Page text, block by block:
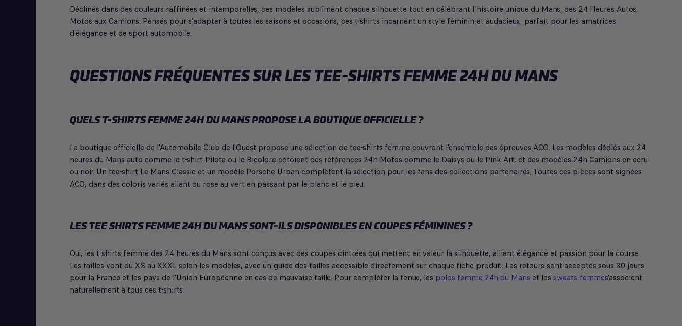
Déclinés dans des couleurs raffinées et intemporelles, ces modèles subliment chaque silhouette tout en célébrant l’histoire unique du Mans, des 24 Heures Autos,
Motos aux Camions. Pensés pour s’adapter à toutes les saisons et occasions, ces t-shirts incarnent un style féminin et audacieux, parfait pour les amatrices
d’élégance et de sport automobile.
QUESTIONS FRÉQUENTES SUR LES TEE-SHIRTS FEMME 24H DU MANS
QUELS T-SHIRTS FEMME 24H DU MANS PROPOSE LA BOUTIQUE OFFICIELLE ?
La boutique officielle de l'Automobile Club de l'Ouest propose une sélection de tee-shirts femme couvrant l'ensemble des épreuves ACO. Les modèles dédiés aux 24
heures du Mans auto comme le t-shirt Pilote ou le Bicolore côtoient des références 24h Motos comme le Daisys ou le Pink Art, et des modèles 24h Camions en ecru
ou noir. Un tee-shirt Le Mans Classic et un modèle Porsche Urban complètent la sélection pour les fans des collections partenaires. Toutes ces pièces sont signées
ACO, dans des coloris variés allant du rose au vert en passant par le blanc et le bleu.
LES TEE SHIRTS FEMME 24H DU MANS SONT-ILS DISPONIBLES EN COUPES FÉMININES ?
Oui, les t-shirts femme des 24 heures du Mans sont conçus avec des coupes cintrées qui mettent en valeur la silhouette, alliant élégance et passion pour la course.
Les tailles vont du XS au XXXL selon les modèles, avec un guide des tailles accessible directement sur chaque fiche produit. Les retours sont acceptés sous 30 jours
pour la France et les pays de l'Union Européenne en cas de mauvaise taille. Pour compléter la tenue, les polos femme 24h du Mans et les sweats femmes'associent
naturellement à tous ces t-shirts.